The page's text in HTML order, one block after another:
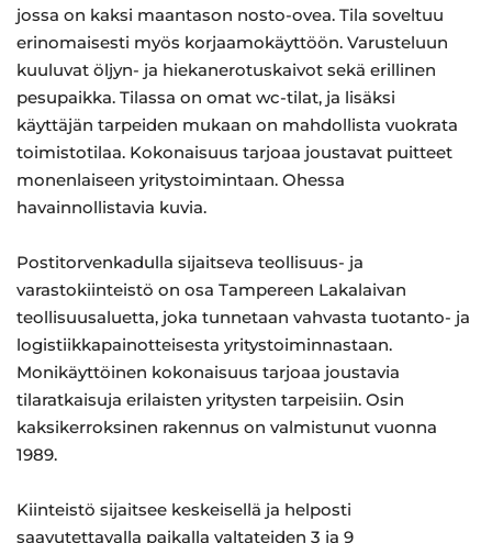
jossa on kaksi maantason nosto-ovea. Tila soveltuu
erinomaisesti myös korjaamokäyttöön. Varusteluun
kuuluvat öljyn- ja hiekanerotuskaivot sekä erillinen
pesupaikka. Tilassa on omat wc-tilat, ja lisäksi
käyttäjän tarpeiden mukaan on mahdollista vuokrata
toimistotilaa. Kokonaisuus tarjoaa joustavat puitteet
monenlaiseen yritystoimintaan. Ohessa
havainnollistavia kuvia.
Postitorvenkadulla sijaitseva teollisuus- ja
varastokiinteistö on osa Tampereen Lakalaivan
teollisuusaluetta, joka tunnetaan vahvasta tuotanto- ja
logistiikkapainotteisesta yritystoiminnastaan.
Monikäyttöinen kokonaisuus tarjoaa joustavia
tilaratkaisuja erilaisten yritysten tarpeisiin. Osin
kaksikerroksinen rakennus on valmistunut vuonna
1989.
Kiinteistö sijaitsee keskeisellä ja helposti
saavutettavalla paikalla valtateiden 3 ja 9